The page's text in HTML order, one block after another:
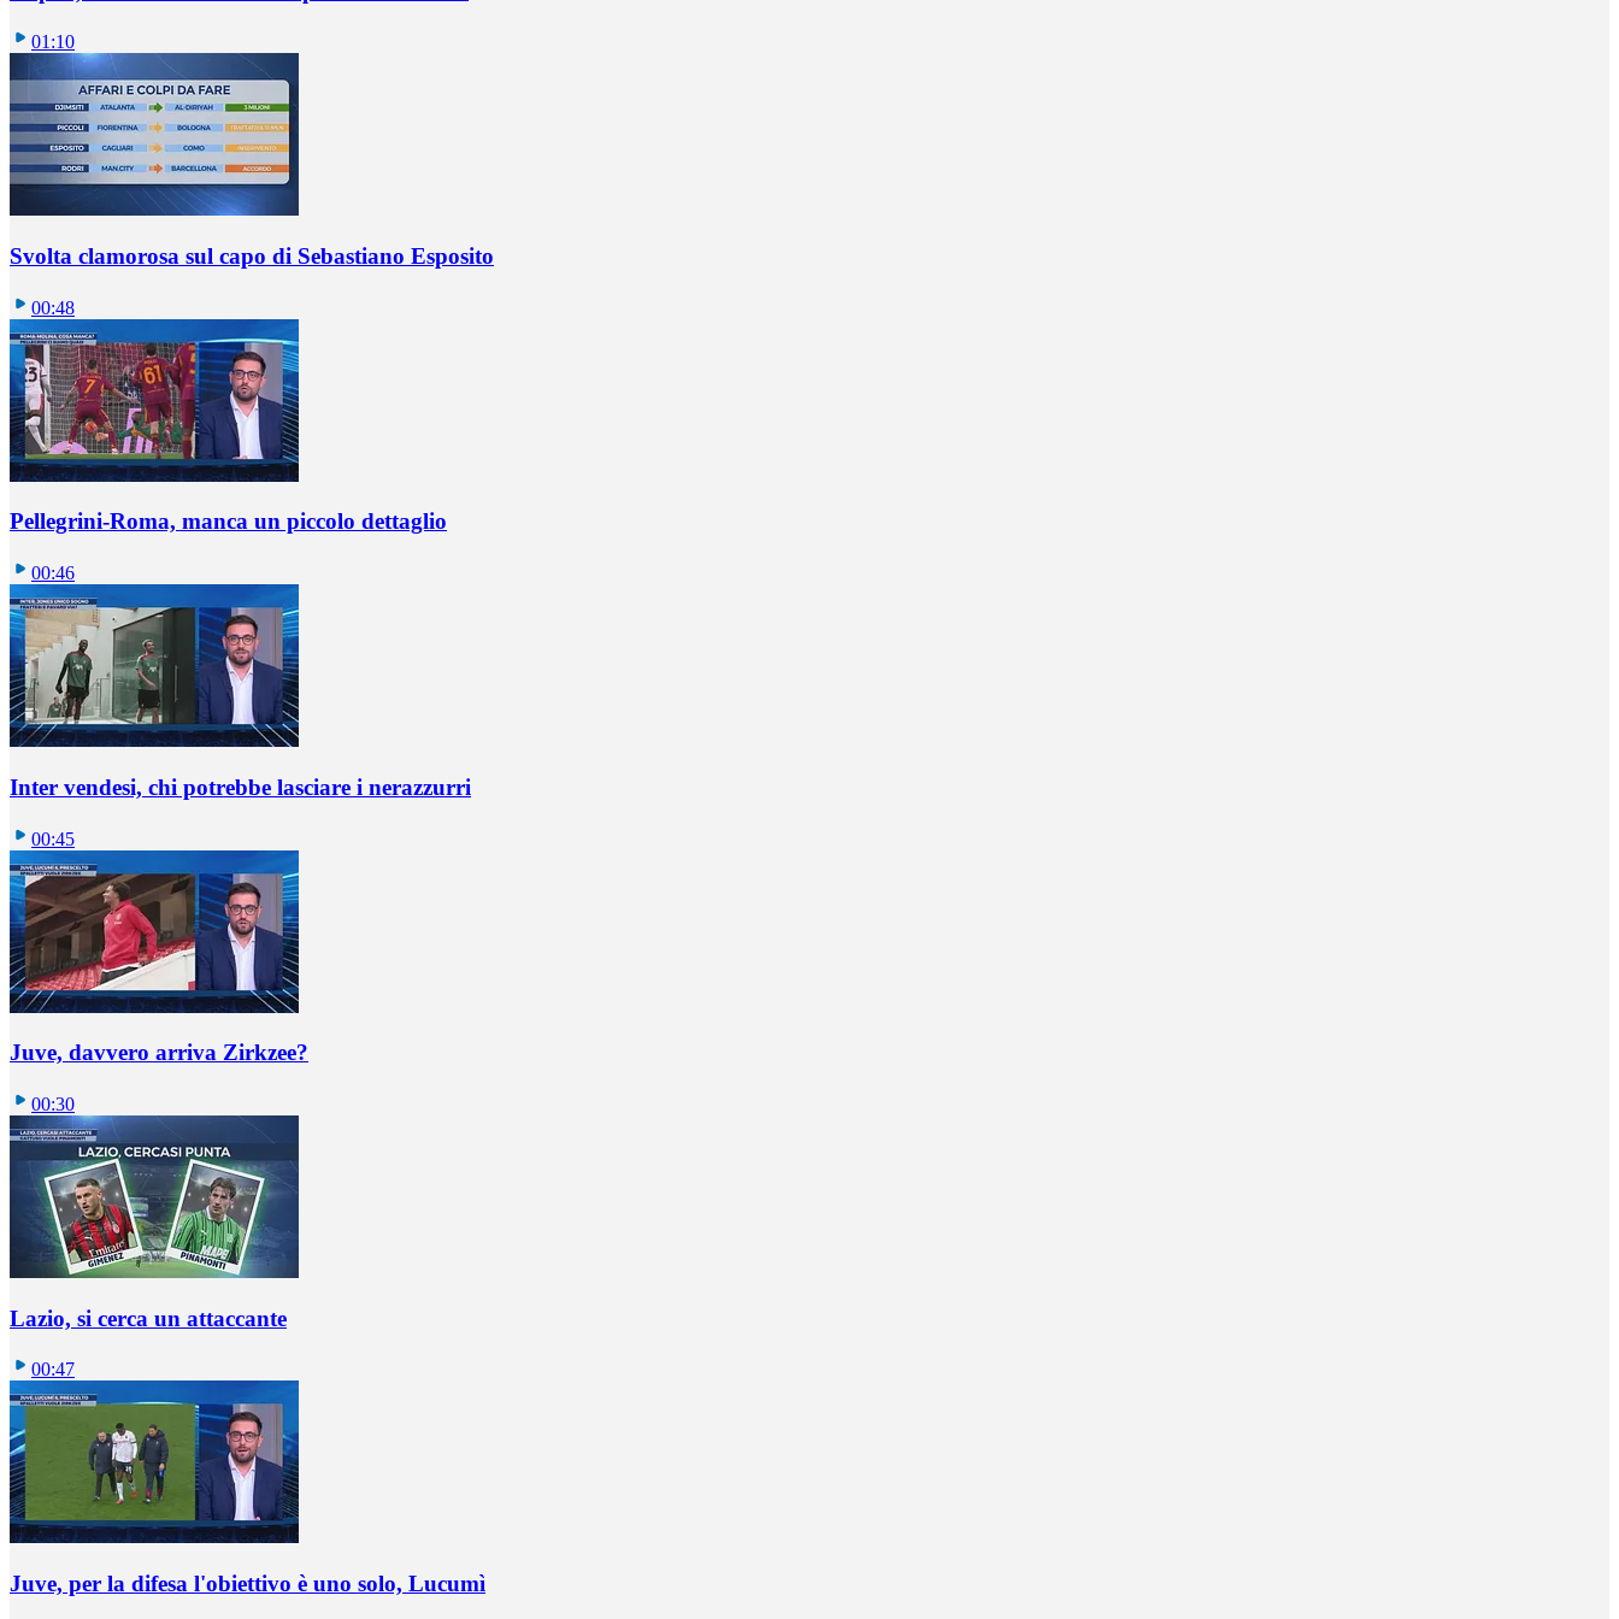
01:10
Svolta clamorosa sul capo di Sebastiano Esposito
00:48
Pellegrini-Roma, manca un piccolo dettaglio
00:46
Inter vendesi, chi potrebbe lasciare i nerazzurri
00:45
Juve, davvero arriva Zirkzee?
00:30
Lazio, si cerca un attaccante
00:47
Juve, per la difesa l'obiettivo è uno solo, Lucumì